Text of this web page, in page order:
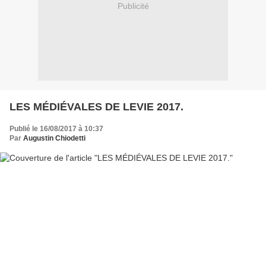
Publicité
LES MÉDIÉVALES DE LEVIE 2017.
Publié le 16/08/2017 à 10:37
Par Augustin Chiodetti